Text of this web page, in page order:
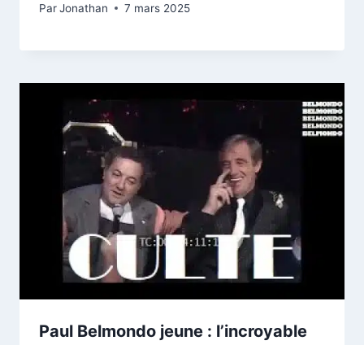
ParJonathan 7 mars 2025
Paul Belmondo jeune : l’incroyable